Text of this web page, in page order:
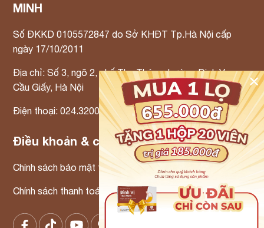
MINH
Số ĐKKD 0105572847 do Sở KHĐT Tp.Hà Nội cấp
ngày 17/10/2011
Địa chỉ: Số 3, ngõ 2, phố Thọ Tháp, phường Dịch Vọng,
Cầu Giấy, Hà Nội
Điện thoại: 024.3200.3300 Email: info@tmp.vn
Điều khoản & chính sách
Chính sách bảo mật thông tin
Chính sách thanh toán – Chính sách xử lý khiếu nại
✕